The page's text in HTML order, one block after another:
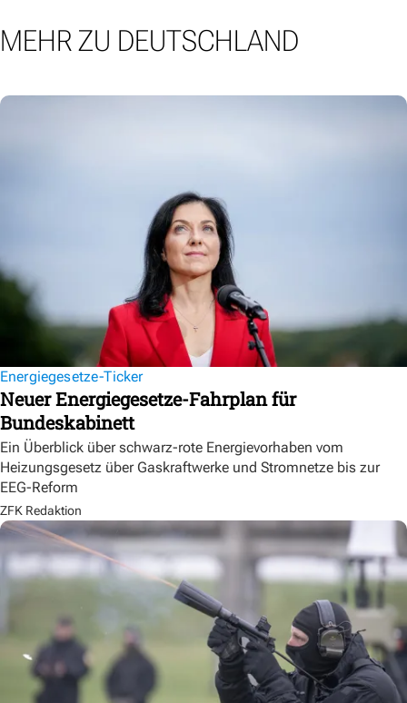
MEHR ZU DEUTSCHLAND
Energiegesetze-Ticker
Neuer Energiegesetze-Fahrplan für
Bundeskabinett
Ein Überblick über schwarz-rote Energievorhaben vom
Heizungsgesetz über Gaskraftwerke und Stromnetze bis zur
EEG-Reform
ZFK Redaktion